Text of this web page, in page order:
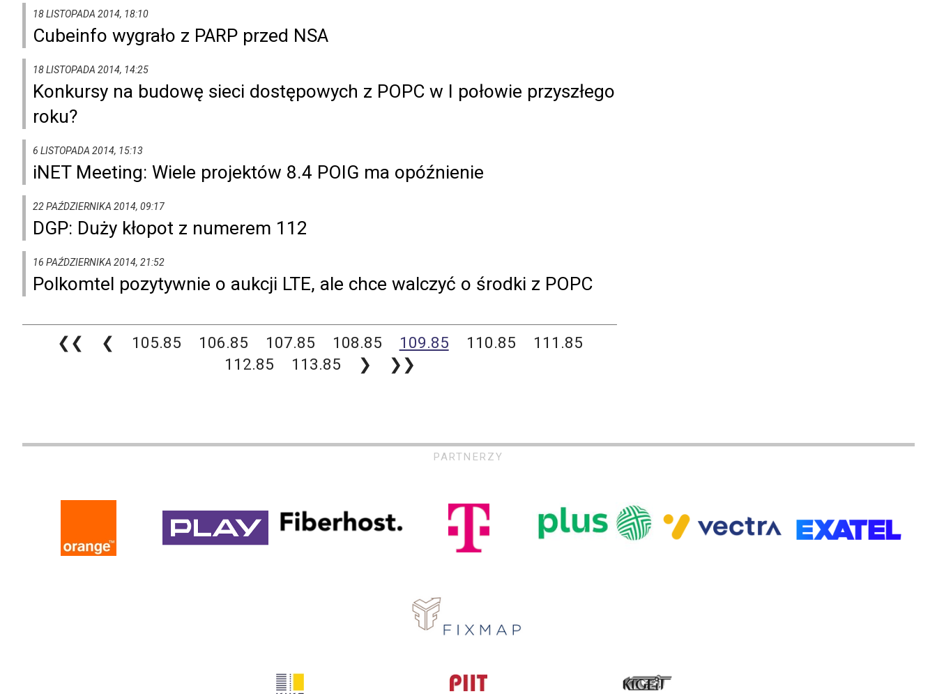
18 LISTOPADA 2014, 18:10
Cubeinfo wygrało z PARP przed NSA
18 LISTOPADA 2014, 14:25
Konkursy na budowę sieci dostępowych z POPC w I połowie przyszłego
roku?
6 LISTOPADA 2014, 15:13
iNET Meeting: Wiele projektów 8.4 POIG ma opóźnienie
22 PAŹDZIERNIKA 2014, 09:17
DGP: Duży kłopot z numerem 112
16 PAŹDZIERNIKA 2014, 21:52
Polkomtel pozytywnie o aukcji LTE, ale chce walczyć o środki z POPC
❮❮ ❮ 105.85 106.85 107.85 108.85 109.85 110.85
111.85
112.85
113.85 ❯ ❯❯
PARTNERZY